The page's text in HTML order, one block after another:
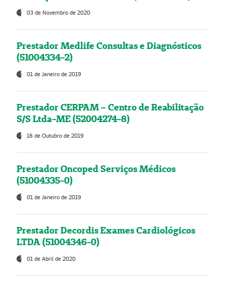
03 de Novembro de 2020
Prestador Medlife Consultas e Diagnósticos
(51004334-2)
01 de Janeiro de 2019
Prestador CERPAM – Centro de Reabilitação
S/S Ltda-ME (52004274-8)
18 de Outubro de 2019
Prestador Oncoped Serviços Médicos
(51004335-0)
01 de Janeiro de 2019
Prestador Decordis Exames Cardiológicos
LTDA (51004346-0)
01 de Abril de 2020